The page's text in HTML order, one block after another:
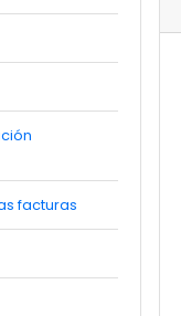
facturas